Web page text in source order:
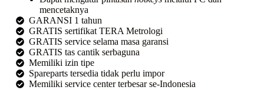
mencetaknya
GARANSI 1 tahun
GRATIS sertifikat TERA Metrologi
GRATIS service selama masa garansi
GRATIS tas cantik serbaguna
Memiliki izin tipe
Spareparts tersedia tidak perlu impor
Memiliki service center terbesar se-Indonesia